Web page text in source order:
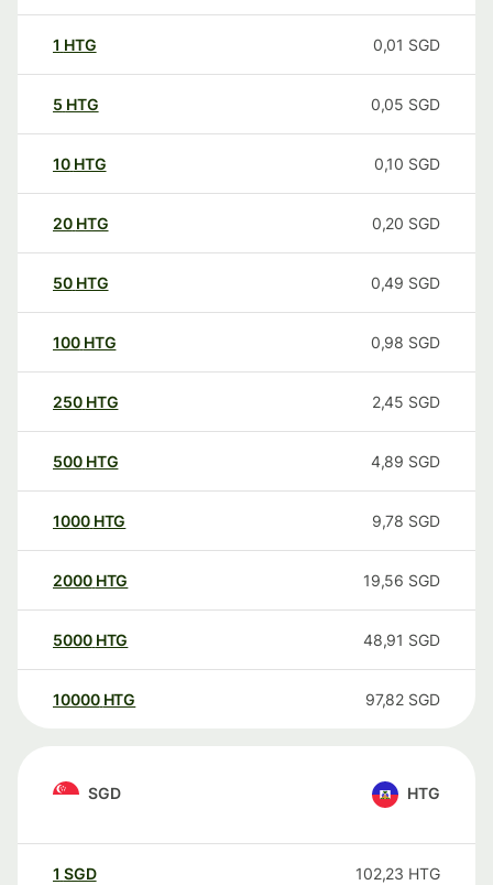
1 HTG 0,01 SGD
5 HTG 0,05 SGD
10 HTG 0,10 SGD
20 HTG 0,20 SGD
50 HTG 0,49 SGD
100 HTG 0,98 SGD
250 HTG 2,45 SGD
500 HTG 4,89 SGD
1000 HTG 9,78 SGD
2000 HTG 19,56 SGD
5000 HTG 48,91 SGD
10000 HTG 97,82 SGD
SGD HTG
1 SGD 102,23 HTG